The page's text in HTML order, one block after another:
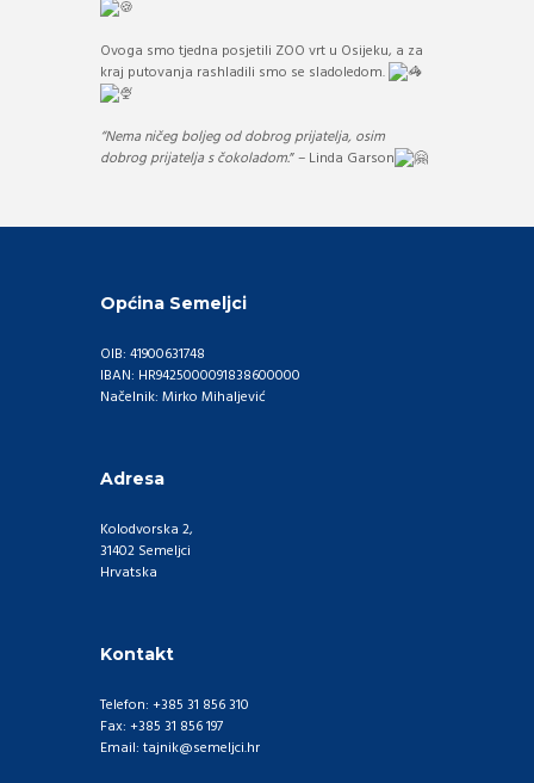
Ovoga smo tjedna posjetili ZOO vrt u Osijeku, a za
kraj putovanja rashladili smo se sladoledom.
“Nema ničeg boljeg od dobrog prijatelja, osim
dobrog prijatelja s čokoladom.” – Linda Garson
Općina Semeljci
OIB: 41900631748
IBAN: HR9425000091838600000
Načelnik: Mirko Mihaljević
Adresa
Kolodvorska 2,
31402 Semeljci
Hrvatska
Kontakt
Telefon: +385 31 856 310
Fax: +385 31 856 197
Email: tajnik@semeljci.hr